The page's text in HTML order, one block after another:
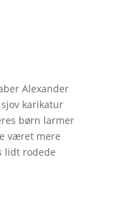
Alexander
karikatur
børn larmer
været mere
lidt rodede